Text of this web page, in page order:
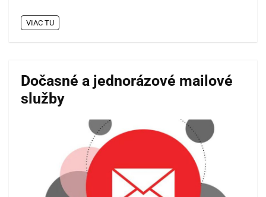
VIAC TU
Dočasné a jednorázové mailové
služby